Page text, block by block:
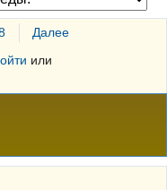
Далее
или